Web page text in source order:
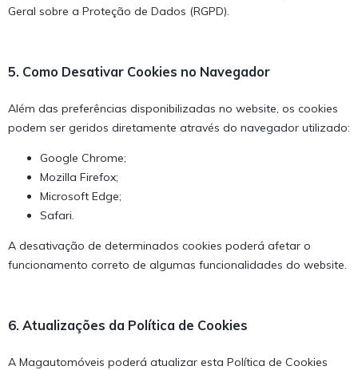
Geral sobre a Proteção de Dados (RGPD).
5. Como Desativar Cookies no Navegador
Além das preferências disponibilizadas no website, os cookies
podem ser geridos diretamente através do navegador utilizado:
Google Chrome;
Mozilla Firefox;
Microsoft Edge;
Safari.
A desativação de determinados cookies poderá afetar o
funcionamento correto de algumas funcionalidades do website.
6. Atualizações da Política de Cookies
A Magautomóveis poderá atualizar esta Política de Cookies